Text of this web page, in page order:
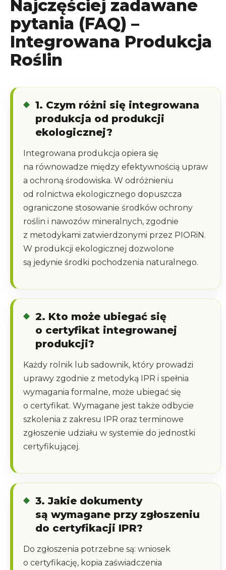
Najczęściej zadawane
pytania (FAQ) –
Integrowana Produkcja
Roślin
1. Czym różni się integrowana
produkcja od produkcji
ekologicznej?
Integrowana produkcja opiera się
na równowadze między efektywnością upraw
a ochroną środowiska. W odróżnieniu
od rolnictwa ekologicznego dopuszcza
ograniczone stosowanie środków ochrony
roślin i nawozów mineralnych, zgodnie
z metodykami zatwierdzonymi przez PIORiN.
W produkcji ekologicznej dozwolone
są jedynie środki pochodzenia naturalnego.
2. Kto może ubiegać się
o certyfikat integrowanej
produkcji?
Każdy rolnik lub sadownik, który prowadzi
uprawy zgodnie z metodyką IPR i spełnia
wymagania formalne, może ubiegać się
o certyfikat. Wymagane jest także odbycie
szkolenia z zakresu IPR oraz terminowe
zgłoszenie udziału w systemie do jednostki
certyfikującej.
3. Jakie dokumenty
są wymagane przy zgłoszeniu
do certyfikacji IPR?
Do zgłoszenia potrzebne są: wniosek
o certyfikację, kopia zaświadczenia